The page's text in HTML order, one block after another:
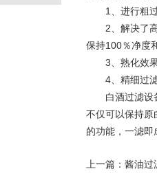
1、进行粗过
2、解决了高
保持100％净度
3、熟化效果
4、精细过滤
白酒过滤设备
不仅可以保持原
的功能，一滤即
上一篇： 酱油过